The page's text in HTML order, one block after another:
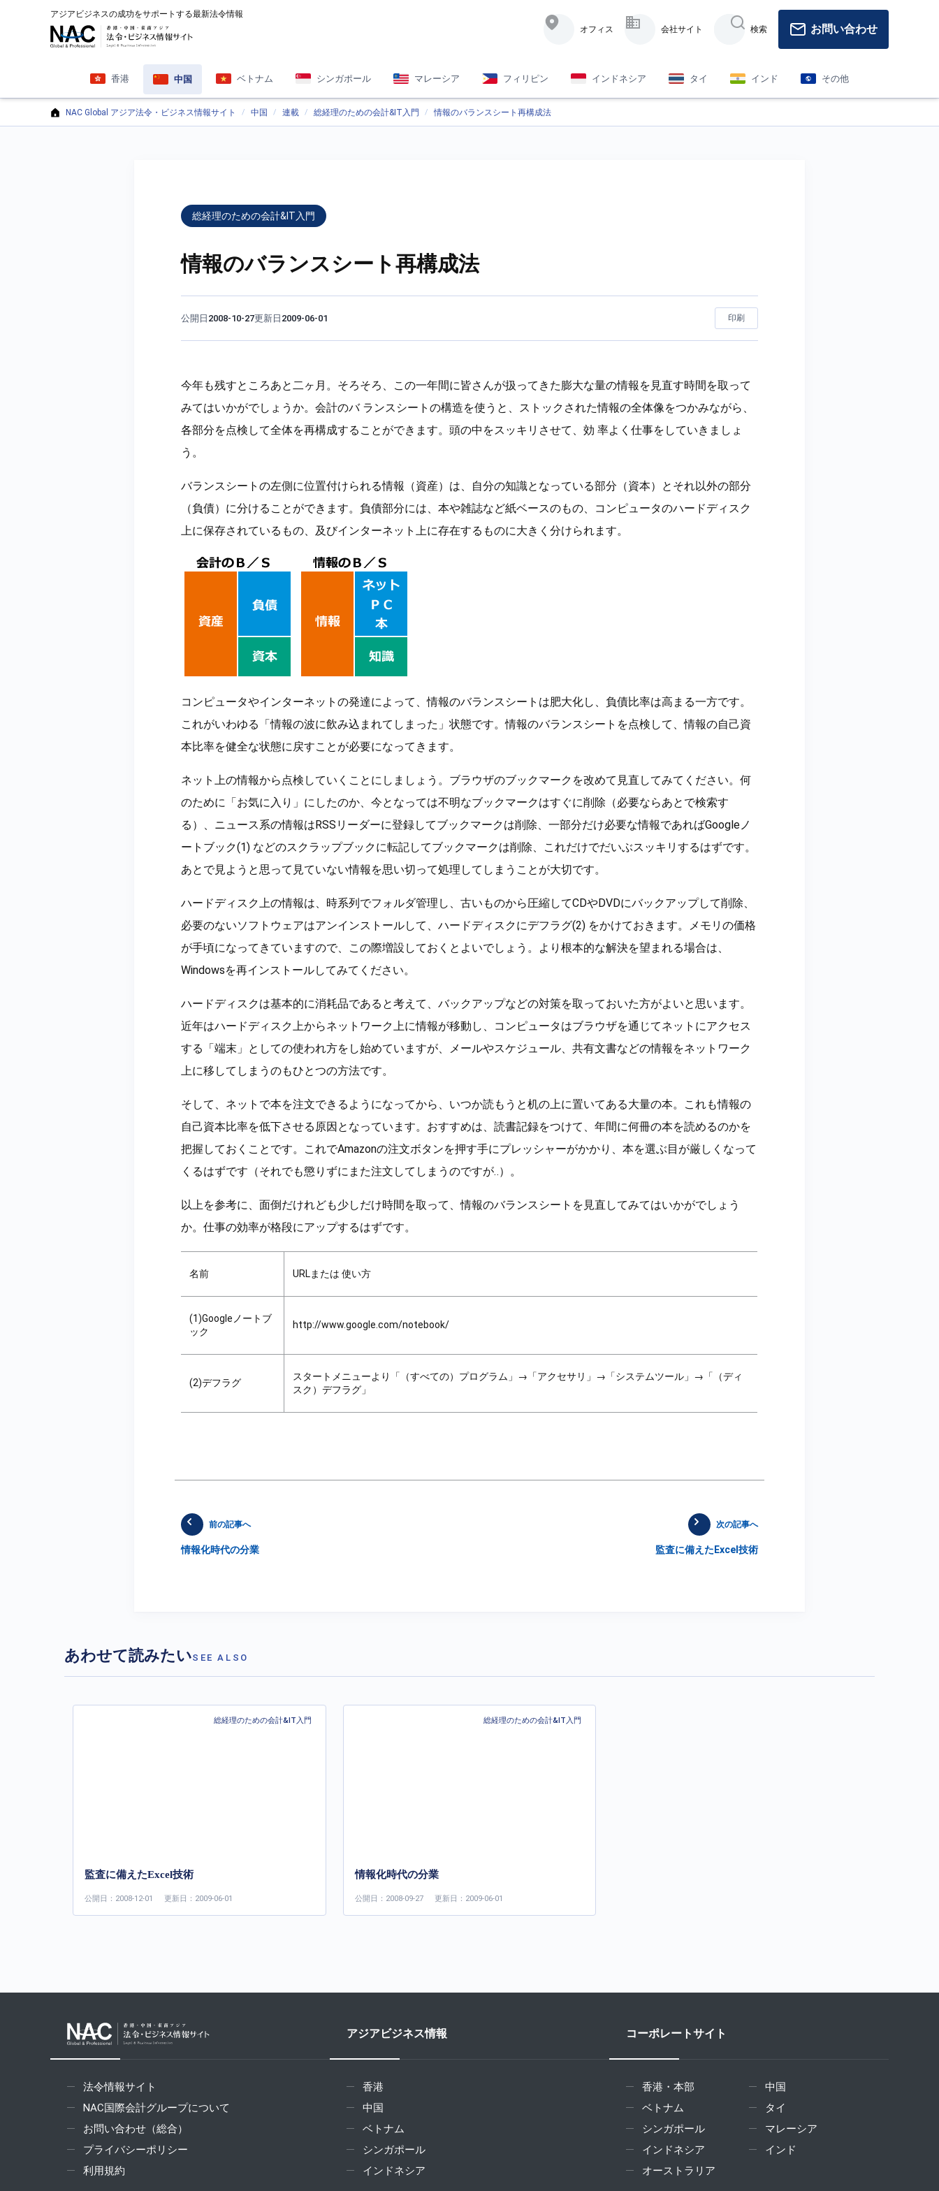
アジアビジネスの成功をサポートする最新法令情報
オフィス
会社サイト 検索 お問い合わせ
香港 中国 ベトナム シンガポール マレーシア フィリピン インドネシア タイ インド その他
NAC Global アジア法令・ビジネス情報サイト 中国 連載 総経理のための会計&IT入門 情報のバランスシート再構成法
総経理のための会計&IT入門
情報のバランスシート再構成法
公開日 2008-10-27更新日 2009-06-01 印刷
今年も残すところあと二ヶ月。そろそろ、この一年間に皆さんが扱ってきた膨大な量の情報を見直す時間を取って
みてはいかがでしょうか。会計のバ ランスシートの構造を使うと、ストックされた情報の全体像をつかみながら、
各部分を点検して全体を再構成することができます。頭の中をスッキリさせて、効 率よく仕事をしていきましょ
う。
バランスシートの左側に位置付けられる情報（資産）は、自分の知識となっている部分（資本）とそれ以外の部分
（負債）に分けることができます。負債部分には、本や雑誌など紙ベースのもの、コンピュータのハードディスク
上に保存されているもの、及びインターネット上に存在するものに大きく分けられます。
コンピュータやインターネットの発達によって、情報のバランスシートは肥大化し、負債比率は高まる一方です。
これがいわゆる「情報の波に飲み込まれてしまった」状態です。情報のバランスシートを点検して、情報の自己資
本比率を健全な状態に戻すことが必要になってきます。
ネット上の情報から点検していくことにしましょう。ブラウザのブックマークを改めて見直してみてください。何
のために「お気に入り」にしたのか、今となっては不明なブックマークはすぐに削除（必要ならあとで検索す
る）、ニュース系の情報はRSSリーダーに登録してブックマークは削除、一部分だけ必要な情報であればGoogleノ
ートブック(1) などのスクラップブックに転記してブックマークは削除、これだけでだいぶスッキリするはずです。
あとで見ようと思って見ていない情報を思い切って処理してしまうことが大切です。
ハードディスク上の情報は、時系列でフォルダ管理し、古いものから圧縮してCDやDVDにバックアップして削除、
必要のないソフトウェアはアンインストールして、ハードディスクにデフラグ(2) をかけておきます。メモリの価格
が手頃になってきていますので、この際増設しておくとよいでしょう。より根本的な解決を望まれる場合は、
Windowsを再インストールしてみてください。
ハードディスクは基本的に消耗品であると考えて、バックアップなどの対策を取っておいた方がよいと思います。
近年はハードディスク上からネットワーク上に情報が移動し、コンピュータはブラウザを通じてネットにアクセス
する「端末」としての使われ方をし始めていますが、メールやスケジュール、共有文書などの情報をネットワーク
上に移してしまうのもひとつの方法です。
そして、ネットで本を注文できるようになってから、いつか読もうと机の上に置いてある大量の本。これも情報の
自己資本比率を低下させる原因となっています。おすすめは、読書記録をつけて、年間に何冊の本を読めるのかを
把握しておくことです。これでAmazonの注文ボタンを押す手にプレッシャーがかかり、本を選ぶ目が厳しくなって
くるはずです（それでも懲りずにまた注文してしまうのですが‥）。
以上を参考に、面倒だけれども少しだけ時間を取って、情報のバランスシートを見直してみてはいかがでしょう
か。仕事の効率が格段にアップするはずです。
名前 URLまたは 使い方
(1)Googleノートブ
ック
http://www.google.com/notebook/
(2)デフラグ
スタートメニューより「（すべての）プログラム」→「アクセサリ」→「システムツール」→「（ディ
スク）デフラグ」
次の記事へ
監査に備えたExcel技術
前の記事へ
情報化時代の分業
あわせて読みたいSEE ALSO
総経理のための会計&IT入門
監査に備えたExcel技術
公開日：2008-12-01 更新日：2009-06-01
総経理のための会計&IT入門
情報化時代の分業
公開日：2008-09-27 更新日：2009-06-01
法令情報サイト
NAC国際会計グループについて
お問い合わせ（総合）
プライバシーポリシー
利用規約
アジアビジネス情報
香港
中国
ベトナム
シンガポール
インドネシア
コーポレートサイト
香港・本部
中国
ベトナム
タイ
シンガポール
マレーシア
インドネシア
インド
オーストラリア